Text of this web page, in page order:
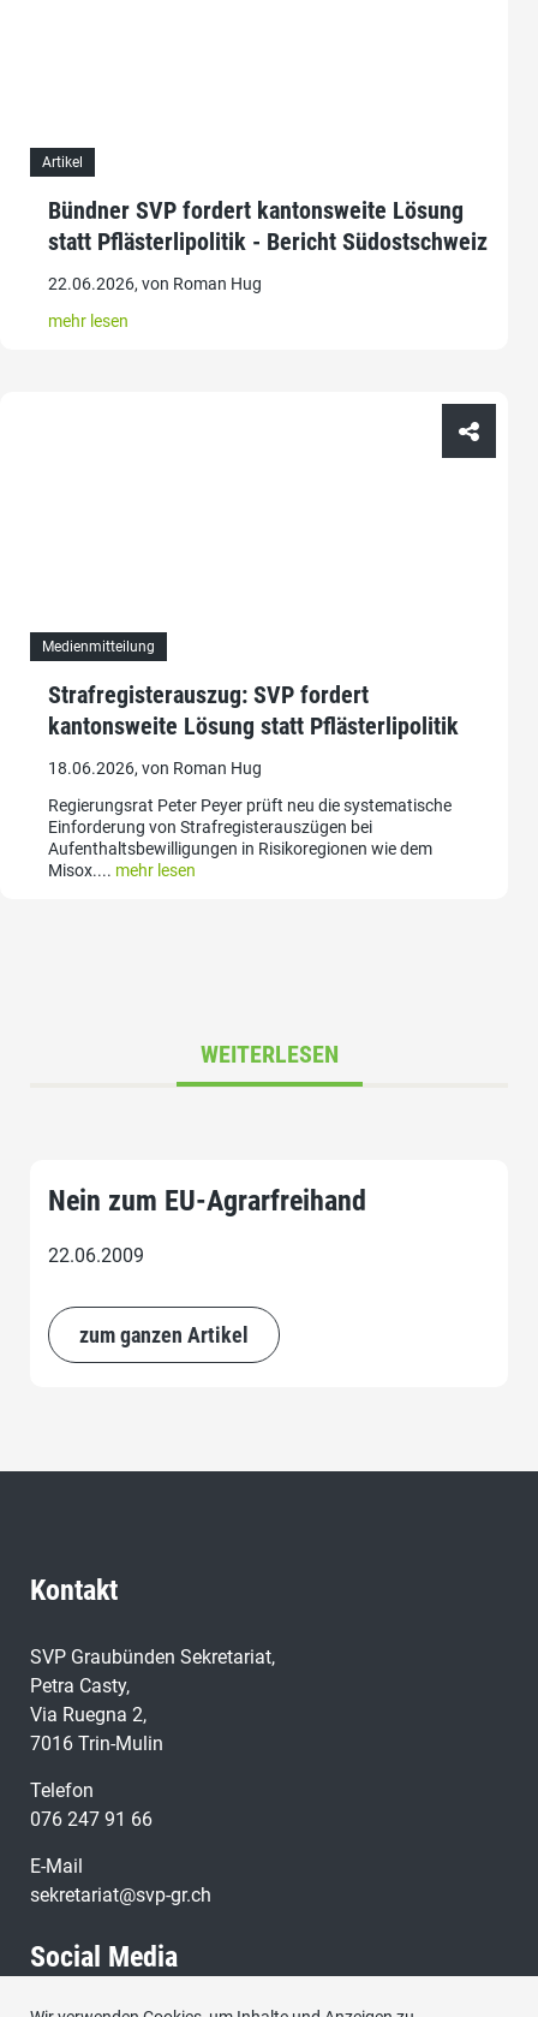
Artikel
Bündner SVP fordert kantonsweite Lösung
statt Pflästerlipolitik - Bericht Südostschweiz
22.06.2026, von Roman Hug
mehr lesen
Medienmitteilung
Strafregisterauszug: SVP fordert
kantonsweite Lösung statt Pflästerlipolitik
18.06.2026, von Roman Hug
Regierungsrat Peter Peyer prüft neu die systematische
Einforderung von Strafregisterauszügen bei
Aufenthaltsbewilligungen in Risikoregionen wie dem
Misox.... mehr lesen
WEITERLESEN
Nein zum EU-Agrarfreihand
22.06.2009
zum ganzen Artikel
Kontakt
SVP Graubünden Sekretariat,
Petra Casty,
Via Ruegna 2,
7016 Trin-Mulin
Telefon
076 247 91 66
E-Mail
sekretariat@svp-gr.ch
Social Media